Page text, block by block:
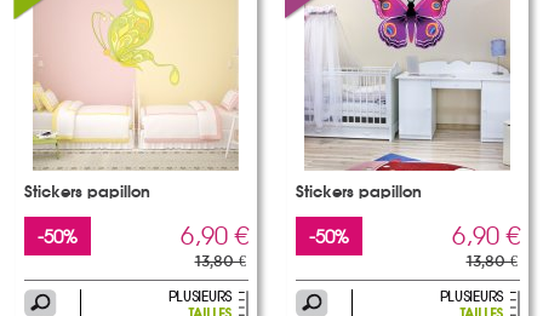
Stickers papillon
-50% 6,90 €
13,80 €
Stickers papillon
-50% 6,90 €
13,80 €